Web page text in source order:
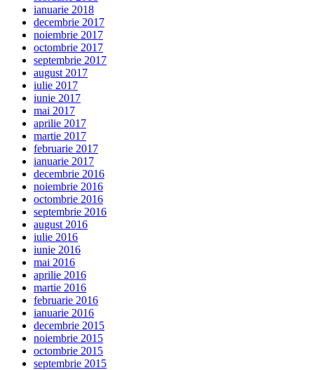
ianuarie 2018
decembrie 2017
noiembrie 2017
octombrie 2017
septembrie 2017
august 2017
iulie 2017
iunie 2017
mai 2017
aprilie 2017
martie 2017
februarie 2017
ianuarie 2017
decembrie 2016
noiembrie 2016
octombrie 2016
septembrie 2016
august 2016
iulie 2016
iunie 2016
mai 2016
aprilie 2016
martie 2016
februarie 2016
ianuarie 2016
decembrie 2015
noiembrie 2015
octombrie 2015
septembrie 2015